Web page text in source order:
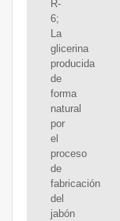
R-
6;
La
glicerina
producida
de
forma
natural
por
el
proceso
de
fabricación
del
jabón